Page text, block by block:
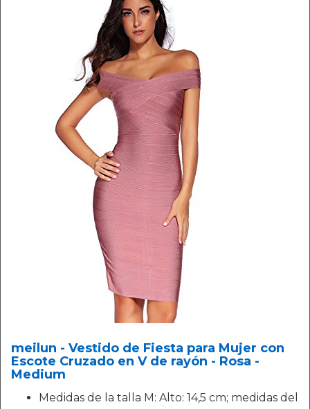
meilun - Vestido de Fiesta para Mujer con
Escote Cruzado en V de rayón - Rosa -
Medium
Medidas de la talla M: Alto: 14,5 cm; medidas del